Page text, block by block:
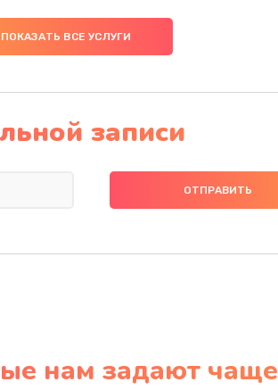
ПОКАЗАТЬ ВСЕ УСЛУГИ
записи
нам задают чаще